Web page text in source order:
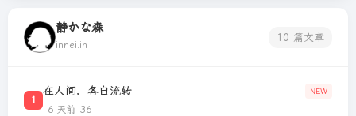
静かな森
innei.in
10 篇文章
1
在人间，各自流转 NEW
6 天前 36